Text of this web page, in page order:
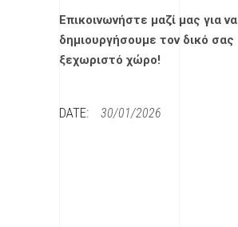
Επικοινωνήστε μαζί μας για να
δημιουργήσουμε τον δικό σας
ξεχωριστό χώρο!
DATE: 30/01/2026